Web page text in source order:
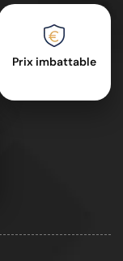
Prix imbattable